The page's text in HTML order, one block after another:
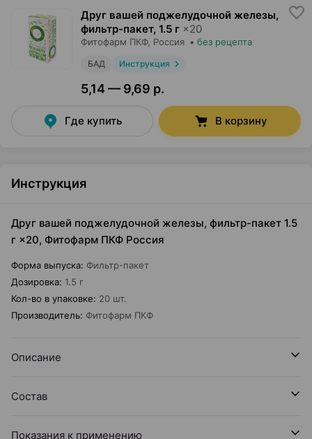
Друг вашей поджелудочной железы,
фильтр-пакет, 1.5 г ×20
Фитофарм ПКФ, Россия • без рецепта
БАД Инструкция
5,14 — 9,69 р.
Где купить В корзину
Инструкция
Друг вашей поджелудочной железы, фильтр-пакет 1.5
г ×20, Фитофарм ПКФ Россия
Форма выпуска: Фильтр-пакет
Дозировка: 1.5 г
Кол-во в упаковке: 20 шт.
Производитель: Фитофарм ПКФ
Описание
Состав
Показания к применению